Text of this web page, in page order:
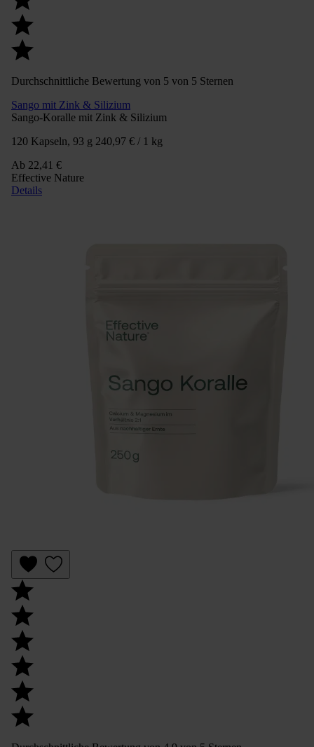
Durchschnittliche Bewertung von 5 von 5 Sternen
Sango mit Zink & Silizium
Sango-Koralle mit Zink & Silizium
120 Kapseln, 93 g 240,97 € / 1 kg
Ab 22,41 €
Effective Nature
Details